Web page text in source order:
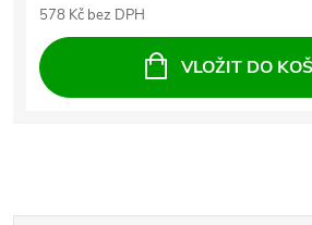
578 Kč bez DPH
VLOŽIT DO